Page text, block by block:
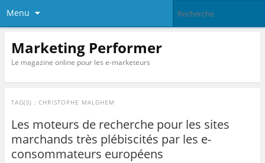
Menu
Marketing Performer
Le magazine online pour les e-marketeurs
TAG(S) : CHRISTOPHE MALGHEM
Les moteurs de recherche pour les sites
marchands très plébiscités par les e-
consommateurs européens